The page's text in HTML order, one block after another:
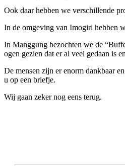
Ook daar hebben we verschillende
In de omgeving van Imogiri hebben
In Manggung bezochten we de
ogen gezien dat er al veel gedaan is
De mensen zijn er enorm dankbaar
u op een briefje.
Wij gaan zeker nog eens terug.